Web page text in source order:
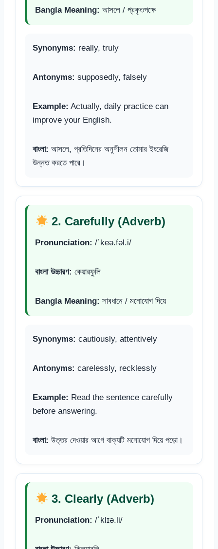
Bangla Meaning: আসলে / প্রকৃতপক্ষে
Synonyms: really, truly
Antonyms: supposedly, falsely
Example: Actually, daily practice can
improve your English.
বাংলা: আসলে, প্রতিদিনের অনুশীলন তোমার ইংরেজি
উন্নত করতে পারে।
2. Carefully (Adverb)
Pronunciation: /ˈkeə.fəl.i/
বাংলা উচ্চারণ: কেয়ারফুলি
Bangla Meaning: সাবধানে / মনোযোগ দিয়ে
Synonyms: cautiously, attentively
Antonyms: carelessly, recklessly
Example: Read the sentence carefully
before answering.
বাংলা: উত্তর দেওয়ার আগে বাক্যটি মনোযোগ দিয়ে পড়ো।
3. Clearly (Adverb)
Pronunciation: /ˈklɪə.li/